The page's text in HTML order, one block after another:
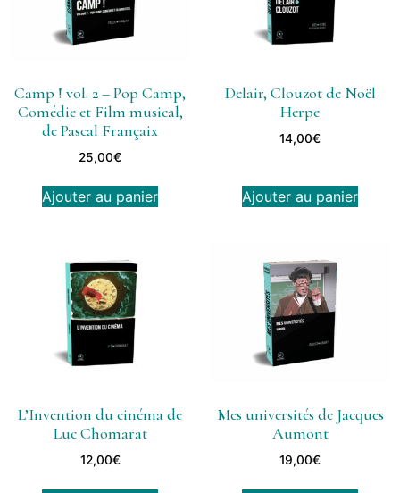
Camp ! vol. 2 – Pop Camp,
Comédie et Film musical,
de Pascal Françaix
25,00€
Ajouter au panier
Delair, Clouzot de Noël
Herpe
14,00€
Ajouter au panier
L’Invention du cinéma de
Luc Chomarat
12,00€
Mes universités de Jacques
Aumont
19,00€